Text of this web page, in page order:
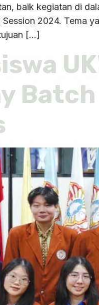
baik kegiatan di
2024. Tema
[…]